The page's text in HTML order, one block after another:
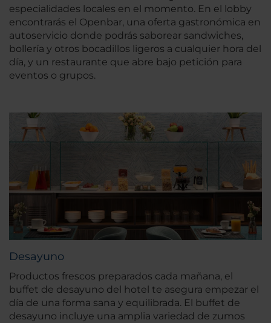
especialidades locales en el momento. En el lobby
encontrarás el Openbar, una oferta gastronómica en
autoservicio donde podrás saborear sandwiches,
bollería y otros bocadillos ligeros a cualquier hora del
día, y un restaurante que abre bajo petición para
eventos o grupos.
Desayuno
Productos frescos preparados cada mañana, el
buffet de desayuno del hotel te asegura empezar el
día de una forma sana y equilibrada. El buffet de
desayuno incluye una amplia variedad de zumos